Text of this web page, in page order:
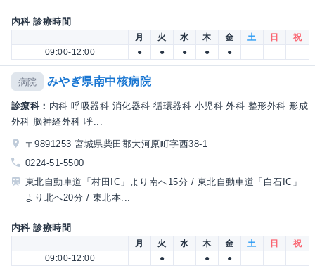
内科 診療時間
月 火 水 木 金 土 日
祝
09:00-12:00
● ● ● ● ●
病院 みやぎ県南中核病院
診療科： 内科 呼吸器科 消化器科 循環器科 小児科 外科 整形外科 形成
外科 脳神経外科 呼...
〒9891253 宮城県柴田郡大河原町字西38-1
0224-51-5500
東北自動車道「村田IC」より南へ15分 / 東北自動車道「白石IC」
より北へ20分 / 東北本...
内科 診療時間
月 火 水 木 金 土 日
祝
09:00-12:00
● ● ●